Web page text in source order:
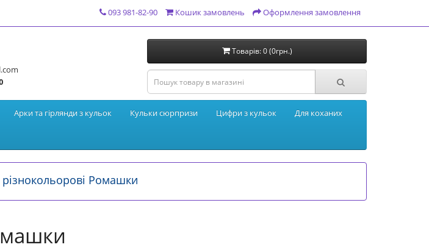
093 981-82-90 Кошик замовлень Оформлення замовлення
Товарів: 0 (0грн.)
Арки та гірлянди з кульок Кульки сюрпризи Цифри з кульок Для коханих
різнокольорові Ромашки